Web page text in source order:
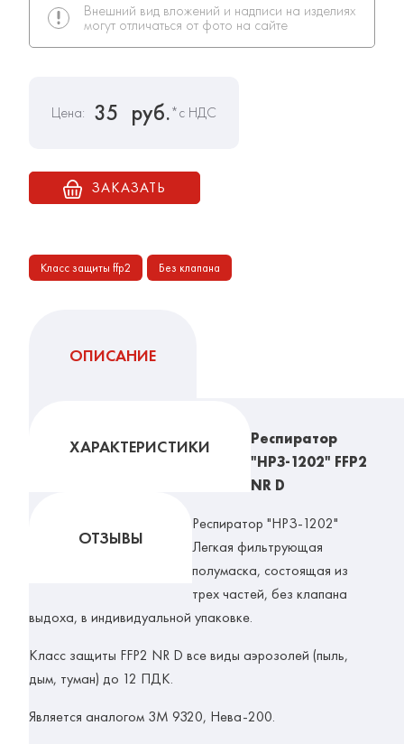
Внешний вид вложений и надписи на изделиях
могут отличаться от фото на сайте
Цена: 35 руб.*с НДС
ЗАКАЗАТЬ
Класс защиты ffp2 Без клапана
ОПИСАНИЕ
ХАРАКТЕРИСТИКИ
ОТЗЫВЫ
Респиратор
"НРЗ-1202" FFP2
NR D
Респиратор "НРЗ-1202"
Легкая фильтрующая
полумаска, состоящая из
трех частей, без клапана
выдоха, в индивидуальной упаковке.
Класс защиты FFP2 NR D все виды аэрозолей (пыль,
дым, туман) до 12 ПДК.
Является аналогом 3М 9320, Нева-200.